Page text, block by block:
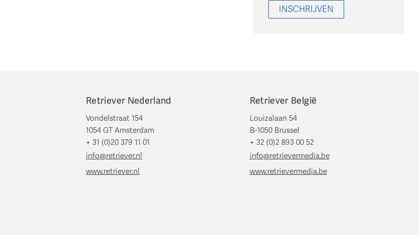
INSCHRIJVEN
Retriever Nederland
Vondelstraat 154
1054 GT Amsterdam
+ 31 (0)20 379 11 01
info@retriever.nl
www.retriever.nl
Retriever België
Louizalaan 54
B-1050 Brussel
+ 32 (0)2 893 00 52
info@retrievermedia.be
www.retrievermedia.be